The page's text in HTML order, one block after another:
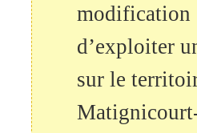
modification
d’exploiter
sur le